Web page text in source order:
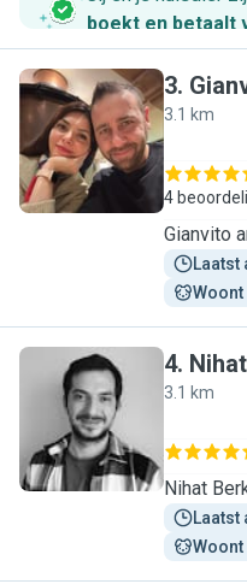
boekt en betaalt
G
3.
3.1 km
4
Gianvito
Laatst
Woont
N
4.
3.1 km
Nihat
Laatst
Woont